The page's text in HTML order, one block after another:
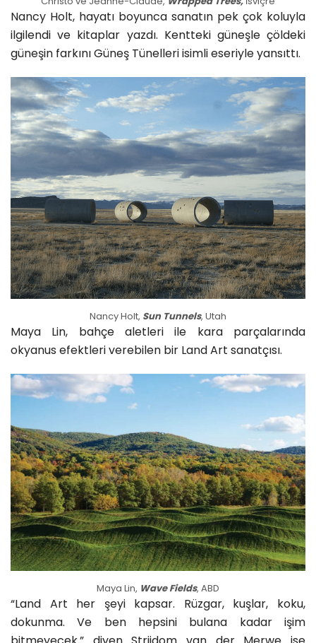
Nancy Holt, hayatı boyunca sanatın pek çok koluyla
ilgilendi ve kitaplar yazdı. Kentteki güneşle çöldeki
güneşin farkını Güneş Tünelleri isimli eseriyle yansıttı.
Nancy Holt, Sun Tunnels, Utah
Maya Lin, bahçe aletleri ile kara parçalarında
okyanus efektleri verebilen bir Land Art sanatçısı.
Maya Lin, Wave Fields, ABD
“Land Art her şeyi kapsar. Rüzgar, kuşlar, koku,
dokunma. Ve ben hepsini bulana kadar işim